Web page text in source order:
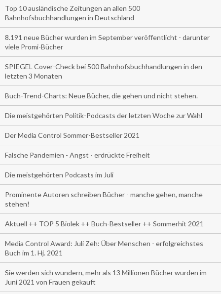
Top 10 ausländische Zeitungen an allen 500
Bahnhofsbuchhandlungen in Deutschland
8.191 neue Bücher wurden im September veröffentlicht - darunter
viele Promi-Bücher
SPIEGEL Cover-Check bei 500 Bahnhofsbuchhandlungen in den
letzten 3 Monaten
Buch-Trend-Charts: Neue Bücher, die gehen und nicht stehen.
Die meistgehörten Politik-Podcasts der letzten Woche zur Wahl
Der Media Control Sommer-Bestseller 2021
Falsche Pandemien - Angst - erdrückte Freiheit
Die meistgehörten Podcasts im Juli
Prominente Autoren schreiben Bücher - manche gehen, manche
stehen!
Aktuell ++ TOP 5 Biolek ++ Buch-Bestseller ++ Sommerhit 2021
Media Control Award: Juli Zeh: Über Menschen - erfolgreichstes
Buch im 1. Hj. 2021
Sie werden sich wundern, mehr als 13 Millionen Bücher wurden im
Juni 2021 von Frauen gekauft